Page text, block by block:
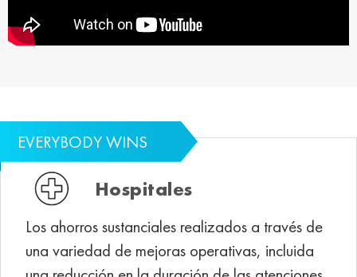
Hospitales
Los ahorros sustanciales realizados a través de
una variedad de mejoras operativas, incluida